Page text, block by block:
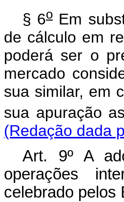
§ 6oEm
de cálculo em
poderá ser o
mercado
sua similar, em
sua apuração
(Redação dada
Art. 9º A
operações
celebrado pelos